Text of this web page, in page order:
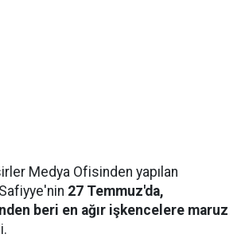
Medya Ofisinden yapılan
27 Temmuz'da,
beri en ağır işkencelere maruz